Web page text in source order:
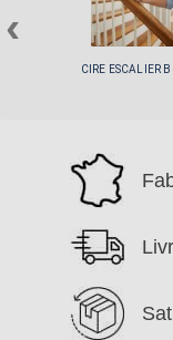
CIRE ESCALIER
‹